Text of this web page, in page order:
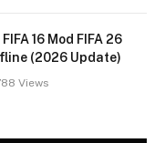
16 Mod FIFA 26
(2026 Update)
Views